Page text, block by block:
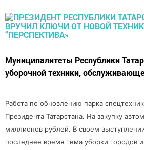
Муниципалитеты Республики
уборочной техники,
Работа по обновлению парка
Президента Татарстана. На закупку
миллионов рублей. В своем
последнее время тема уборки городов